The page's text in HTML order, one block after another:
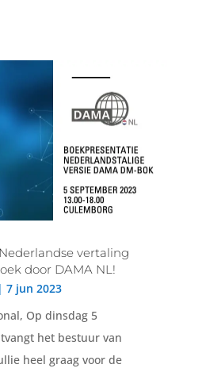
vertaling
door DAMA NL!
| 7 jun 2023
Op dinsdag 5
het bestuur van
heel graag voor de